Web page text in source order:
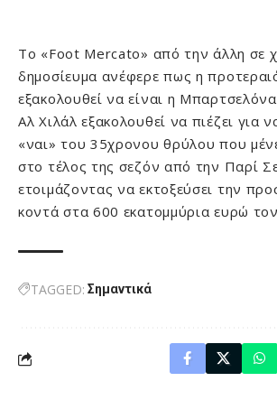
Το «Foot Mercato» από την άλλη σε
δημοσίευμα ανέφερε πως η
εξακολουθεί να είναι η
Αλ Χιλάλ εξακολουθεί να πιέζει για
«ναι» του 35χρονου θρύλου που
στο τέλος της σεζόν από την Παρί
ετοιμάζοντας να εκτοξεύσει την
κοντά στα 600 εκατομμύρια ευρώ
TAGGED: Σημαντικά